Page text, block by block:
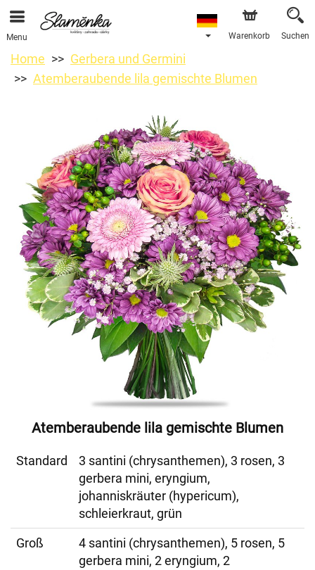
Menu Warenkorb Suchen
Home
Gerbera und Germini
Atemberaubende lila gemischte Blumen
Atemberaubende lila gemischte Blumen
Standard
3 santini (chrysanthemen), 3 rosen, 3
gerbera mini, eryngium,
johanniskräuter (hypericum),
schleierkraut, grün
Groß
4 santini (chrysanthemen), 5 rosen, 5
gerbera mini, 2 eryngium, 2